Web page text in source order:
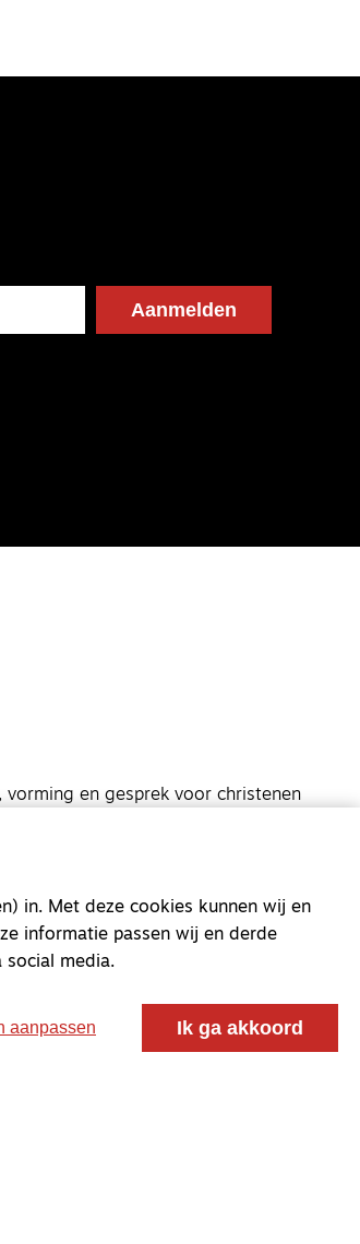
en gesprek voor christenen
in. Met deze cookies kunnen wij en
informatie passen wij en derde
social media.
aanpassen Ik ga akkoord